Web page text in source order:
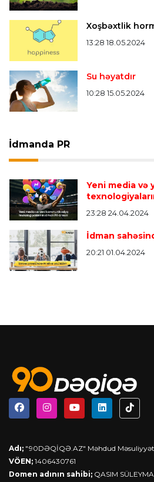
Xoşbəxtlik
13:28 18.05.2024
Su həyatdır
10:28 15.05.2024
İdmanda PR
Yeni media və
23:28 24.04.2024
İdman
20:21 01.04.2024
Adı; "90DƏQİQƏ.AZ" Məhdud
VÖEN; 1406430761
Domen adının sahibi; QASIM